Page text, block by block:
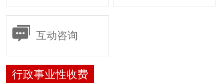
互动咨询
行政事业性收费